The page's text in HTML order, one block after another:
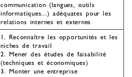
communication (langues, outils
informatiques...) adéquates pour les
relations internes et externes
1. Reconnaître les opportunités et les
niches de travail
2. Mener des études de faisabilité
(techniques et économiques)
3. Monter une entreprise